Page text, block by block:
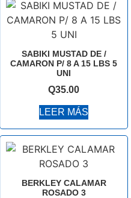
SABIKI MUSTAD DE /
CAMARON P/ 8 A 15 LBS 5
UNI
Q35.00
LEER MÁS
BERKLEY CALAMAR
ROSADO 3